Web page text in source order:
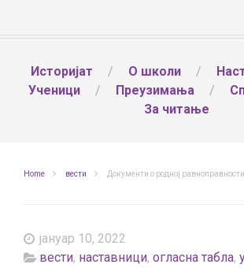
Историјат О школи
Ученици
Преузимања
За читање
Home вести Документи о родној
јануар 10, 2022
вести, наставници, огласна табла,